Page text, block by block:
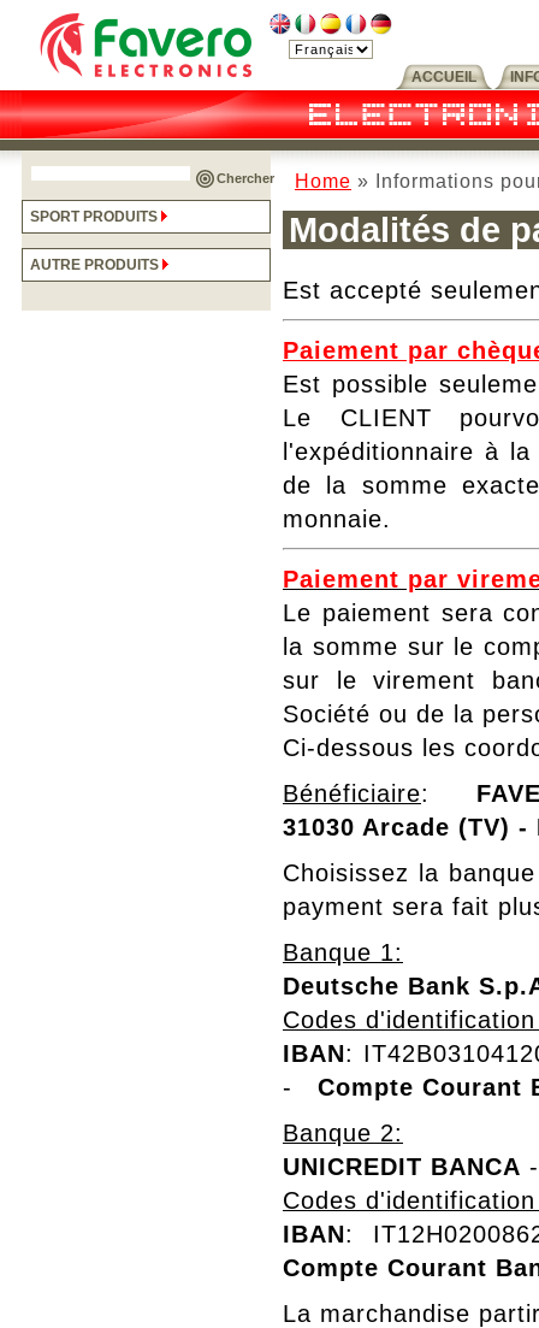
ACCUEIL
Home » Informations
Modalités de
Est accepté
Paiement par
Est possible
Le CLIENT
l'expéditionnaire à
de la somme
monnaie.
Paiement par
Le paiement sera
la somme sur le
sur le virement
Société ou de la
Ci-dessous les
Bénéficiaire:
31030 Arcade (TV)
Choisissez la
payment sera fait
Banque 1:
Deutsche Bank
Codes
IBAN:
- Compte Courant
Banque 2:
UNICREDIT BANCA
Codes
IBAN:
Compte Courant
La marchandise
Chercher
SPORT PRODUITS
AUTRE PRODUITS